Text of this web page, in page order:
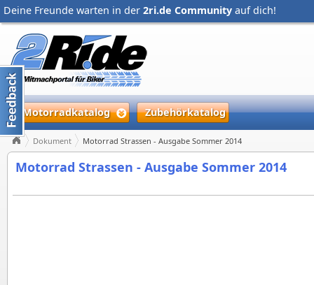
Deine Freunde warten in der 2ri.de Community auf dich!
Motorradkatalog Zubehörkatalog
Dokument Motorrad Strassen - Ausgabe Sommer 2014
Motorrad Strassen - Ausgabe Sommer 2014